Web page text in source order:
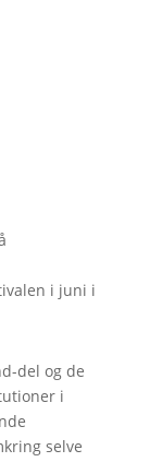
i juni i
del og de
i
selve